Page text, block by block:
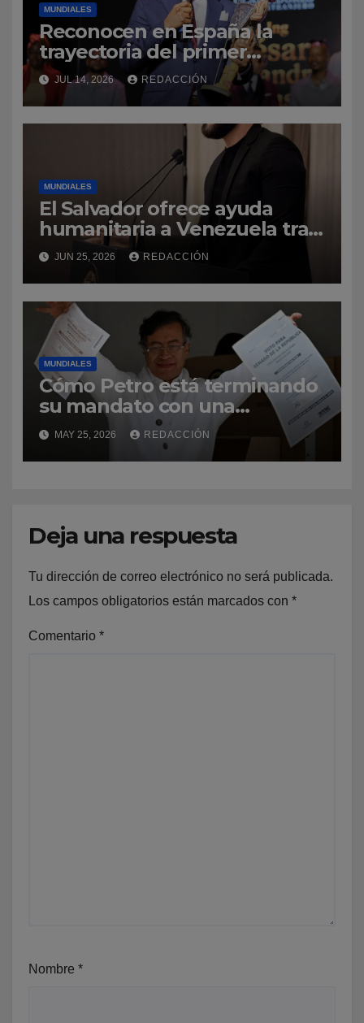
MUNDIALES
Reconocen en España la
trayectoria del primer
profesor dominicano de
ingeniería civil en Cantabria
JUL 14, 2026 REDACCIÓN
MUNDIALES
El Salvador ofrece ayuda
humanitaria a Venezuela tras
la emergencia
JUN 25, 2026 REDACCIÓN
MUNDIALES
Cómo Petro está terminando
su mandato con una
popularidad «alta e inusual»
en Colombia (y qué papel
juega en las elecciones)
MAY 25, 2026 REDACCIÓN
Deja una respuesta
Tu dirección de correo electrónico no será publicada.
Los campos obligatorios están marcados con *
Comentario *
Nombre *